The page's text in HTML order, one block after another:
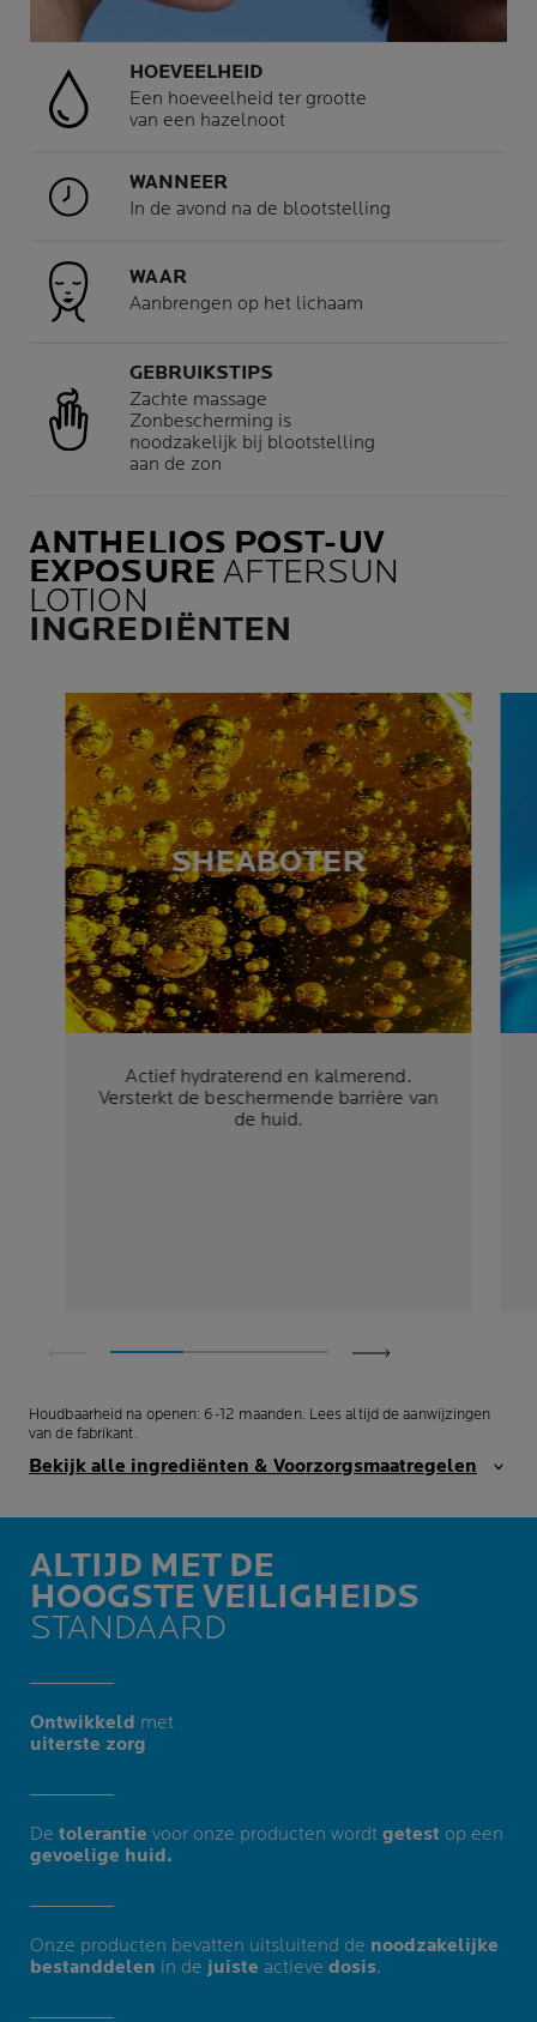
HOEVEELHEID
Een hoeveelheid ter grootte
van een hazelnoot
WANNEER
In de avond na de blootstelling
WAAR
Aanbrengen op het lichaam
GEBRUIKSTIPS
Zachte massage
Zonbescherming is
noodzakelijk bij blootstelling
aan de zon
ANTHELIOS POST-UV
EXPOSURE AFTERSUN
LOTION
INGREDIËNTEN
SHEABOTER
Actief hydraterend en kalmerend.
Versterkt de beschermende barrière van
de huid.
Houdbaarheid na openen: 6-12 maanden. Lees altijd de aanwijzingen
van de fabrikant.
Bekijk alle ingrediënten & Voorzorgsmaatregelen
ALTIJD MET DE
HOOGSTE VEILIGHEIDS
STANDAARD
Ontwikkeld met
uiterste zorg​
De tolerantie voor onze producten wordt getest op een
gevoelige huid.
Onze producten bevatten uitsluitend de noodzakelijke
bestanddelen in de juiste actieve dosis.